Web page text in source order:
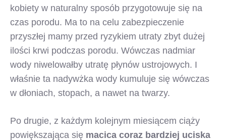
kobiety w naturalny sposób przygotowuje się na
czas porodu. Ma to na celu zabezpieczenie
przyszłej mamy przed ryzykiem utraty zbyt dużej
ilości krwi podczas porodu. Wówczas nadmiar
wody niwelowałby utratę płynów ustrojowych. I
właśnie ta nadywżka wody kumuluje się wówczas
w dłoniach, stopach, a nawet na twarzy.
Po drugie, z każdym kolejnym miesiącem ciąży
powiększająca się macica coraz bardziej uciska